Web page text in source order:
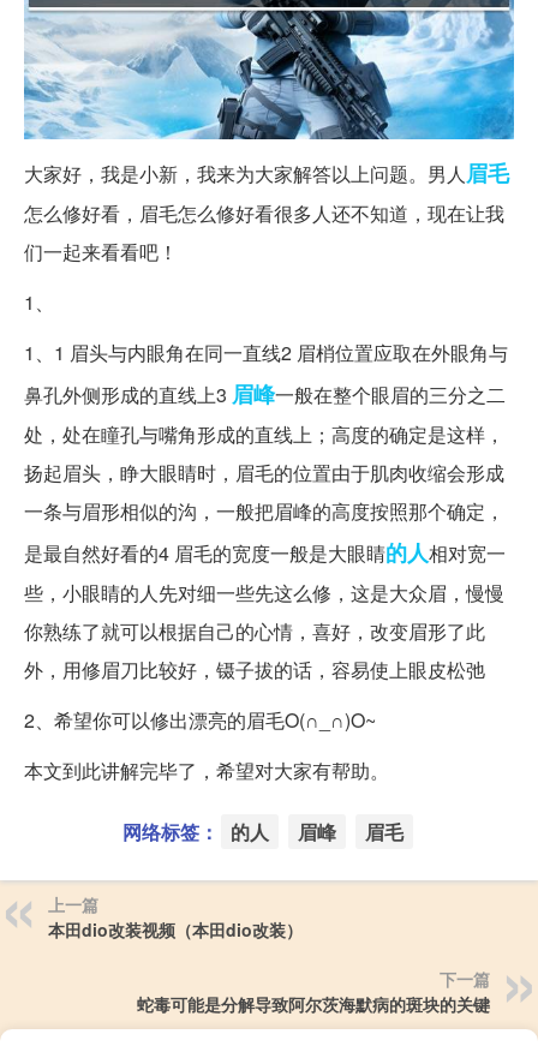
大家好，我是小新，我来为大家解答以上问题。男人眉毛
怎么修好看，眉毛怎么修好看很多人还不知道，现在让我
们一起来看看吧！
1、
1、1 眉头与内眼角在同一直线2 眉梢位置应取在外眼角与
鼻孔外侧形成的直线上3 眉峰一般在整个眼眉的三分之二
处，处在瞳孔与嘴角形成的直线上；高度的确定是这样，
扬起眉头，睁大眼睛时，眉毛的位置由于肌肉收缩会形成
一条与眉形相似的沟，一般把眉峰的高度按照那个确定，
是最自然好看的4 眉毛的宽度一般是大眼睛的人相对宽一
些，小眼睛的人先对细一些先这么修，这是大众眉，慢慢
你熟练了就可以根据自己的心情，喜好，改变眉形了此
外，用修眉刀比较好，镊子拔的话，容易使上眼皮松弛
2、希望你可以修出漂亮的眉毛O(∩_∩)O~
本文到此讲解完毕了，希望对大家有帮助。
网络标签： 的人 眉峰 眉毛
上一篇
本田dio改装视频（本田dio改装）
下一篇
蛇毒可能是分解导致阿尔茨海默病的斑块的关键